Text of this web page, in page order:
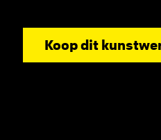
Koop dit